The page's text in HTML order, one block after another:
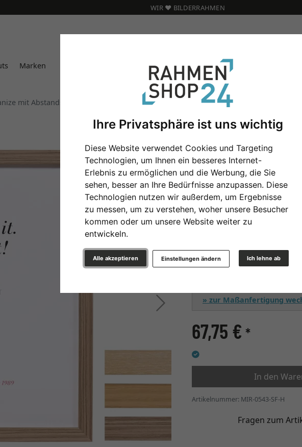
Ihre Privatsphäre ist uns wichtig
Diese Website verwendet Cookies und Targeting
Technologien, um Ihnen ein besseres Internet-
Erlebnis zu ermöglichen und die Werbung, die Sie
sehen, besser an Ihre Bedürfnisse anzupassen. Diese
Technologien nutzen wir außerdem, um Ergebnisse
zu messen, um zu verstehen, woher unsere Besucher
kommen oder um unsere Website weiter zu
entwickeln.
Alle akzeptieren Ich lehne ab
Einstellungen ändern
WIR ❤️ BILDERRAHMEN
Marken
mit Abstandsleiste Maßanfertigung
Weiter
Holz
Maßanfertigung
Farbe
» zur Maßanfertigung
67,75 € *
In den
Artikelnummer: MIR-0543-SF-H
Fragen zum